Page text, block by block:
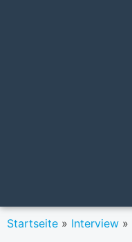
Startseite » Interview »